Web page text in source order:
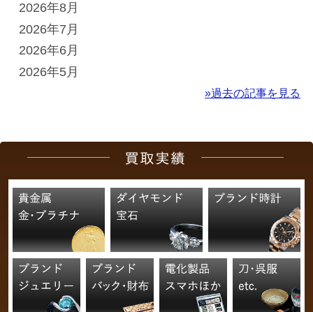
2026年8月
2026年7月
2026年6月
2026年5月
»過去の記事を見る